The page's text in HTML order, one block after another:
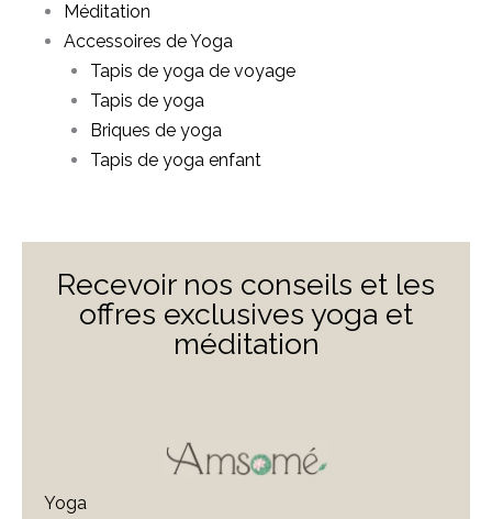
Méditation
Accessoires de Yoga
Tapis de yoga de voyage
Tapis de yoga
Briques de yoga
Tapis de yoga enfant
Recevoir nos conseils et les
offres exclusives yoga et
méditation
Yoga